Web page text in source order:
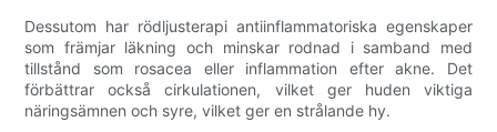
Dessutom har rödljusterapi antiinflammatoriska egenskaper
som främjar läkning och minskar rodnad i samband med
tillstånd som rosacea eller inflammation efter akne. Det
förbättrar också cirkulationen, vilket ger huden viktiga
näringsämnen och syre, vilket ger en strålande hy.